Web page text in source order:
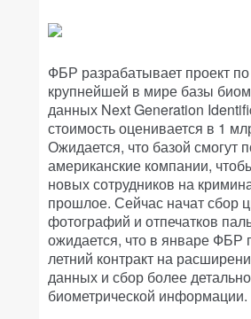
ФБР разрабатывает проект
крупнейшей в мире базы
данных Next Generation
стоимость оценивается в 1
Ожидается, что базой смогут
американские компании,
новых сотрудников на
прошлое. Сейчас начат сбор
фотографий и отпечатков
ожидается, что в январе ФБР
летний контракт на
данных и сбор более
биометрической информации.